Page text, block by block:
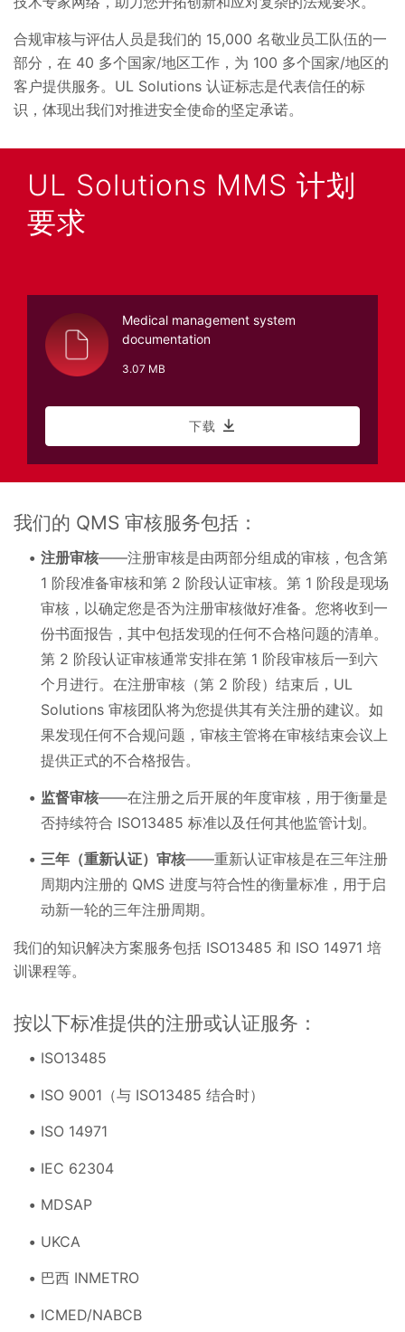
合规审核与评估人员是我们的 15,000 名敬业员工队伍的一
部分，在 40 多个国家/地区工作，为 100 多个国家/地区的
客户提供服务。UL Solutions 认证标志是代表信任的标
识，体现出我们对推进安全使命的坚定承诺。
UL Solutions MMS 计划
要求
Medical management system
documentation
3.07 MB
下载
我们的 QMS 审核服务包括：
注册审核——注册审核是由两部分组成的审核，包含第
1 阶段准备审核和第 2 阶段认证审核。第 1 阶段是现场
审核，以确定您是否为注册审核做好准备。您将收到一
份书面报告，其中包括发现的任何不合格问题的清单。
第 2 阶段认证审核通常安排在第 1 阶段审核后一到六
个月进行。在注册审核（第 2 阶段）结束后，UL
Solutions 审核团队将为您提供其有关注册的建议。如
果发现任何不合规问题，审核主管将在审核结束会议上
提供正式的不合格报告。
监督审核——在注册之后开展的年度审核，用于衡量是
否持续符合 ISO13485 标准以及任何其他监管计划。
三年（重新认证）审核——重新认证审核是在三年注册
周期内注册的 QMS 进度与符合性的衡量标准，用于启
动新一轮的三年注册周期。
我们的知识解决方案服务包括 ISO13485 和 ISO 14971 培
训课程等。
按以下标准提供的注册或认证服务：
ISO13485
ISO 9001（与 ISO13485 结合时）
ISO 14971
IEC 62304
MDSAP
UKCA
巴西 INMETRO
ICMED/NABCB